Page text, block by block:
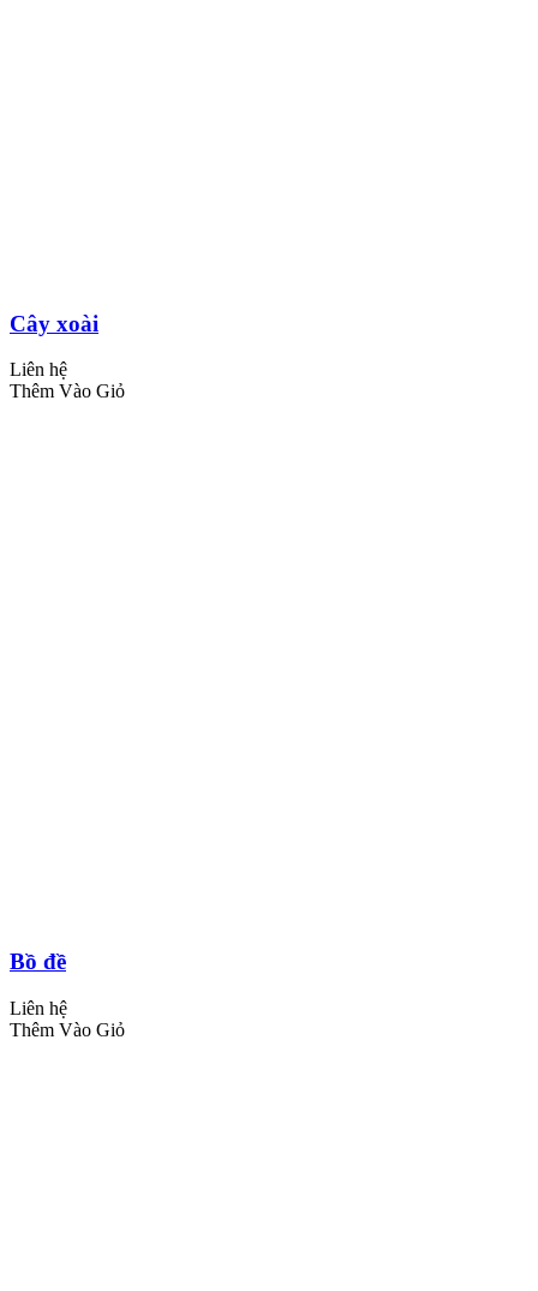
Cây xoài
Liên hệ
Thêm Vào Giỏ
Bồ đề
Liên hệ
Thêm Vào Giỏ